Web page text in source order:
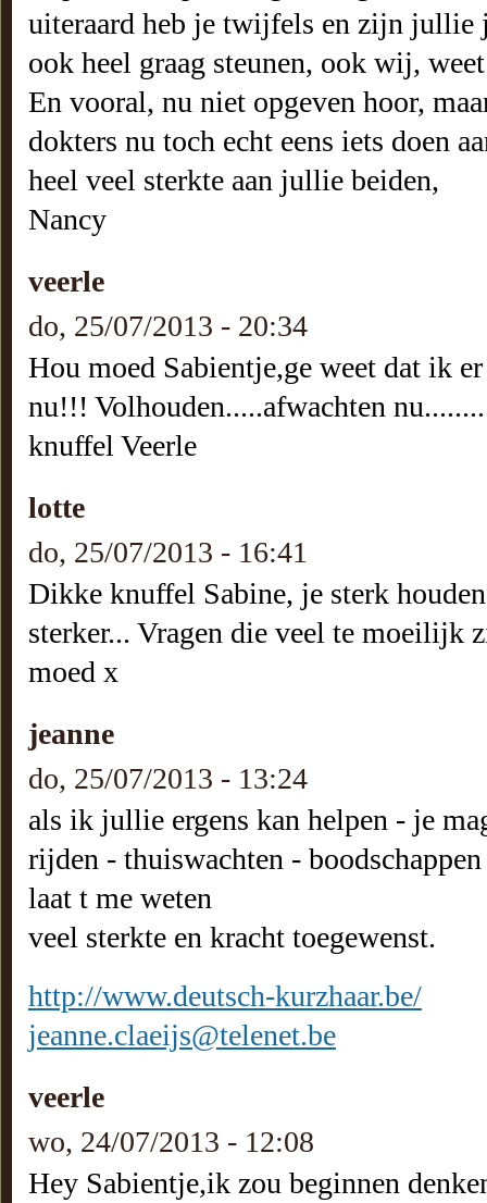
uiteraard heb je twijfels en zijn jullie
ook heel graag steunen, ook wij,
En vooral, nu niet opgeven hoor,
dokters nu toch echt eens iets doen
heel veel sterkte aan jullie beiden,
Nancy
veerle
do, 25/07/2013 - 20:34
Hou moed Sabientje,ge weet dat ik
nu!!! Volhouden.....afwachten
knuffel Veerle
lotte
do, 25/07/2013 - 16:41
Dikke knuffel Sabine, je sterk
sterker... Vragen die veel te moeilijk
moed x
jeanne
do, 25/07/2013 - 13:24
als ik jullie ergens kan helpen - je
rijden - thuiswachten -
laat t me weten
veel sterkte en kracht toegewenst.
http://www.deutsch-kurzhaar.be/
jeanne.claeijs@telenet.be
veerle
wo, 24/07/2013 - 12:08
Hey Sabientje,ik zou beginnen